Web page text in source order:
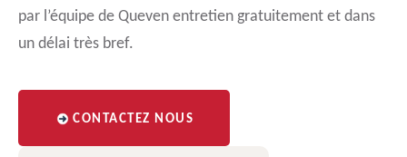
par l’équipe de Queven entretien gratuitement et dans
un délai très bref.
CONTACTEZ NOUS